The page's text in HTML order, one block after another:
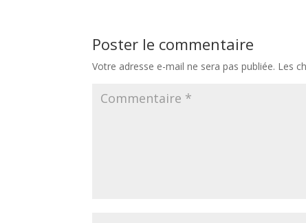
Poster le commentaire
Votre adresse e-mail ne sera pas publiée. Les